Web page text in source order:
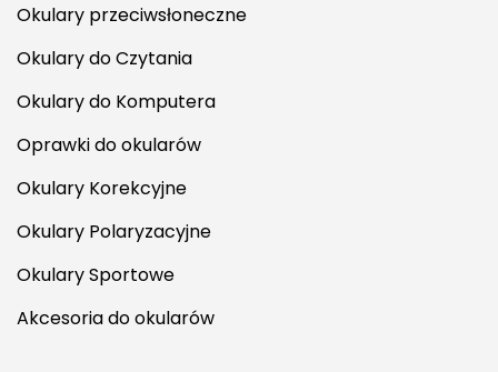
Okulary przeciwsłoneczne
Okulary do Czytania
Okulary do Komputera
Oprawki do okularów
Okulary Korekcyjne
Okulary Polaryzacyjne
Okulary Sportowe
Akcesoria do okularów